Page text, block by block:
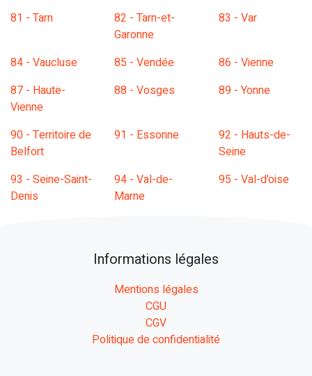
81 - Tarn
82 - Tarn-et-
Garonne
83 - Var
84 - Vaucluse 85 - Vendée
86 - Vienne
87 - Haute-
Vienne
88 - Vosges 89 - Yonne
90 - Territoire de
Belfort
91 - Essonne
92 - Hauts-de-
Seine
93 - Seine-Saint-
Denis
94 - Val-de-
Marne
95 - Val-d'oise
Informations légales
Mentions légales
CGU
CGV
Politique de confidentialité